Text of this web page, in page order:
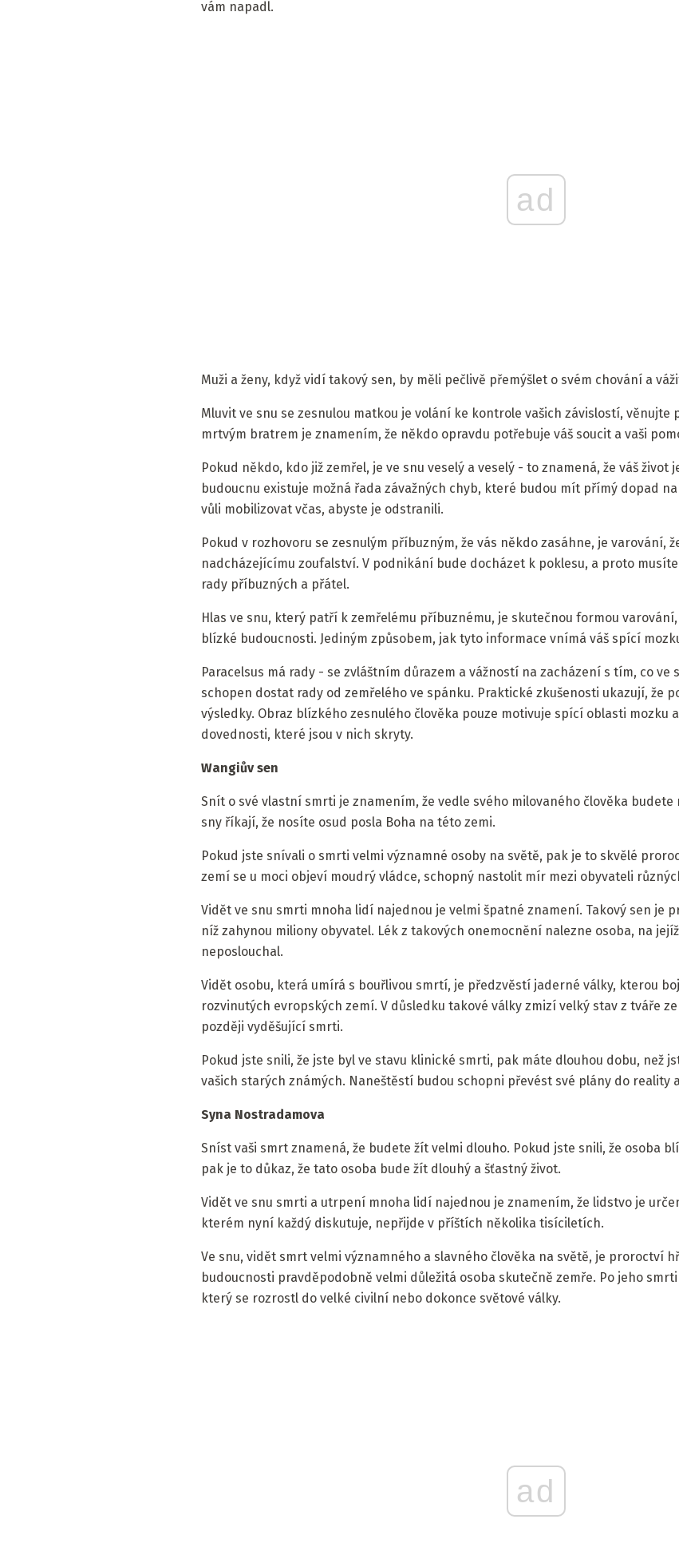
vám napadl.
ad
Muži a ženy, když vidí takový sen, by měli pečlivě přemýšlet o svém chování a
Mluvit ve snu se zesnulou matkou je volání ke kontrole vašich závislostí, věnujte
mrtvým bratrem je znamením, že někdo opravdu potřebuje váš soucit a vaši
Pokud někdo, kdo již zemřel, je ve snu veselý a veselý - to znamená, že váš život
budoucnu existuje možná řada závažných chyb, které budou mít přímý dopad
vůli mobilizovat včas, abyste je odstranili.
Pokud v rozhovoru se zesnulým příbuzným, že vás někdo zasáhne, je varování,
nadcházejícímu zoufalství. V podnikání bude docházet k poklesu, a proto
rady příbuzných a přátel.
Hlas ve snu, který patří k zemřelému příbuznému, je skutečnou formou
blízké budoucnosti. Jediným způsobem, jak tyto informace vnímá váš spící
Paracelsus má rady - se zvláštním důrazem a vážností na zacházení s tím, co
schopen dostat rady od zemřelého ve spánku. Praktické zkušenosti ukazují, že
výsledky. Obraz blízkého zesnulého člověka pouze motivuje spící oblasti mozku
dovednosti, které jsou v nich skryty.
Wangiův sen
Snít o své vlastní smrti je znamením, že vedle svého milovaného člověka budete
sny říkají, že nosíte osud posla Boha na této zemi.
Pokud jste snívali o smrti velmi významné osoby na světě, pak je to skvělé
zemí se u moci objeví moudrý vládce, schopný nastolit mír mezi obyvateli
Vidět ve snu smrti mnoha lidí najednou je velmi špatné znamení. Takový sen je
níž zahynou miliony obyvatel. Lék z takových onemocnění nalezne osoba, na
neposlouchal.
Vidět osobu, která umírá s bouřlivou smrtí, je předzvěstí jaderné války, kterou
rozvinutých evropských zemí. V důsledku takové války zmizí velký stav z tváře
později vyděšující smrti.
Pokud jste snili, že jste byl ve stavu klinické smrti, pak máte dlouhou dobu, než
vašich starých známých. Naneštěstí budou schopni převést své plány do reality
Syna Nostradamova
Sníst vaši smrt znamená, že budete žít velmi dlouho. Pokud jste snili, že osoba
pak je to důkaz, že tato osoba bude žít dlouhý a šťastný život.
Vidět ve snu smrti a utrpení mnoha lidí najednou je znamením, že lidstvo je
kterém nyní každý diskutuje, nepřijde v příštích několika tisíciletích.
Ve snu, vidět smrt velmi významného a slavného člověka na světě, je proroctví
budoucnosti pravděpodobně velmi důležitá osoba skutečně zemře. Po jeho
který se rozrostl do velké civilní nebo dokonce světové války.
ad